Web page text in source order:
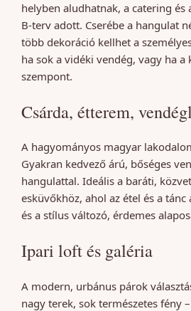
helyben aludhatnak, a catering
B-terv adott. Cserébe a hangulat
több dekoráció kellhet a
ha sok a vidéki vendég, vagy ha a
szempont.
Csárda, étterem,
A hagyományos magyar
Gyakran kedvező árú, bőséges
hangulattal. Ideális a baráti,
esküvőkhöz, ahol az étel és a
és a stílus változó, érdemes
Ipari loft és galéria
A modern, urbánus párok
nagy terek, sok természetes fény